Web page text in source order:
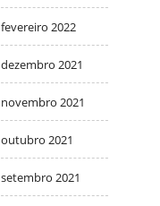
fevereiro 2022
dezembro 2021
novembro 2021
outubro 2021
setembro 2021